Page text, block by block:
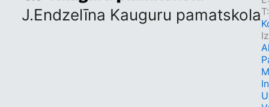
J.Endzelīna Kauguru pamatskola